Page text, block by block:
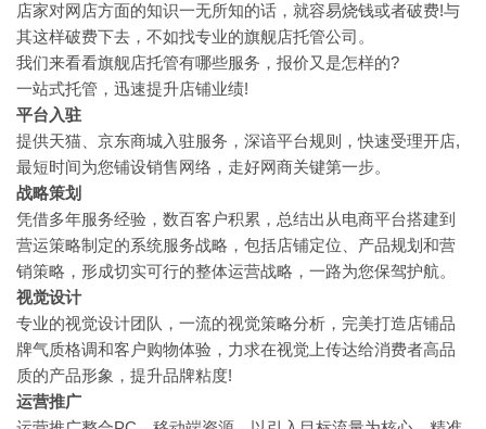
店家对网店方面的知识一无所知的话，就容易烧钱或者破费!与
其这样破费下去，不如找专业的旗舰店托管公司。
我们来看看旗舰店托管有哪些服务，报价又是怎样的?
一站式托管，迅速提升店铺业绩!
平台入驻
提供天猫、京东商城入驻服务，深谙平台规则，快速受理开店,
最短时间为您铺设销售网络，走好网商关键第一步。
战略策划
凭借多年服务经验，数百客户积累，总结出从电商平台搭建到
营运策略制定的系统服务战略，包括店铺定位、产品规划和营
销策略，形成切实可行的整体运营战略，一路为您保驾护航。
视觉设计
专业的视觉设计团队，一流的视觉策略分析，完美打造店铺品
牌气质格调和客户购物体验，力求在视觉上传达给消费者高品
质的产品形象，提升品牌粘度!
运营推广